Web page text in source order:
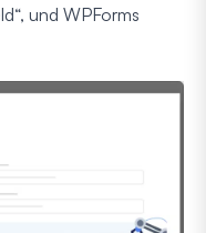
und WPForms